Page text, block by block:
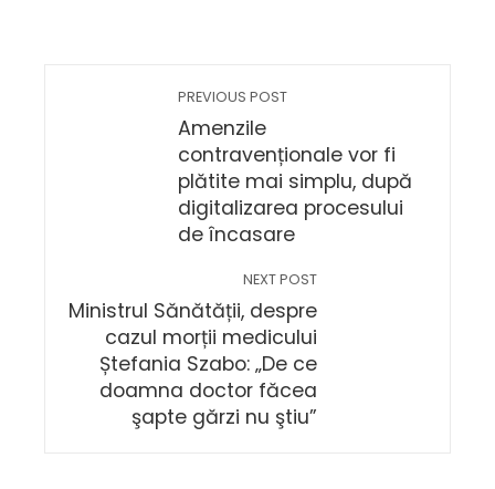
PREVIOUS POST
Amenzile
contravenționale vor fi
plătite mai simplu, după
digitalizarea procesului
de încasare
NEXT POST
Ministrul Sănătății, despre
cazul morții medicului
Ștefania Szabo: „De ce
doamna doctor făcea
şapte gărzi nu ştiu”